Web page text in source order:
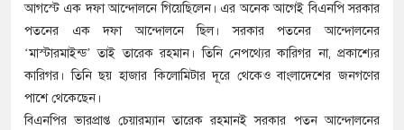
আগস্টে এক দফা আন্দোলনে গিয়েছিলেন। এর অনেক আগেই বিএনপি সরকার
পতনের এক দফা আন্দোলনে ছিল। সরকার পতনের আন্দোলনের
‘মাস্টারমাইন্ড’ তাই তারেক রহমান। তিনি নেপথ্যের কারিগর না, প্রকাশ্যের
কারিগর। তিনি ছয় হাজার কিলোমিটার দূরে থেকেও বাংলাদেশের জনগণের
পাশে থেকেছেন।
বিএনপির ভারপ্রাপ্ত চেয়ারম্যান তারেক রহমানই সরকার পতন আন্দোলনের